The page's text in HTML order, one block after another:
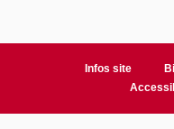
Infos site